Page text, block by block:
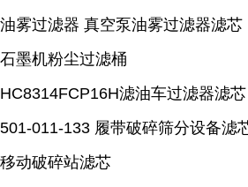
油雾过滤器 真空泵油雾过滤器滤芯
石墨机粉尘过滤桶
HC8314FCP16H滤油车过滤器滤芯
501-011-133 履带破碎筛分设备滤
移动破碎站滤芯